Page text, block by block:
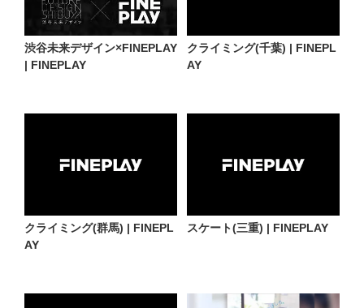
渋谷未来デザイン×FINEPLAY
| FINEPLAY
クライミング(千葉) | FINEPL
AY
クライミング(群馬) | FINEPL
AY
スケート(三重) | FINEPLAY